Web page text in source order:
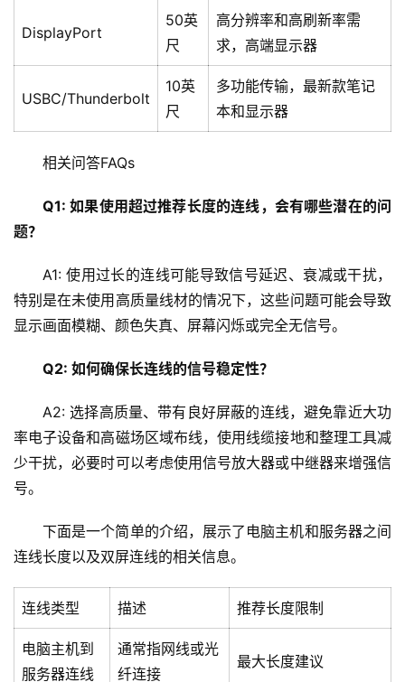
C
N
服
站
网
络
l
i
n
u
维
DisplayPort
50英
尺
高分辨率和高刷新率需
求，高端显示器
USBC/Thunderbolt
10英
尺
多功能传输，最新款笔记
本和显示器
相关问答FAQs
Q1: 如果使用超过推荐长度的连线，会有哪些潜在的问
题？
A1: 使用过长的连线可能导致信号延迟、衰减或干扰，
特别是在未使用高质量线材的情况下，这些问题可能会导致
显示画面模糊、颜色失真、屏幕闪烁或完全无信号。
Q2: 如何确保长连线的信号稳定性？
A2: 选择高质量、带有良好屏蔽的连线，避免靠近大功
率电子设备和高磁场区域布线，使用线缆接地和整理工具减
少干扰，必要时可以考虑使用信号放大器或中继器来增强信
号。
下面是一个简单的介绍，展示了电脑主机和服务器之间
连线长度以及双屏连线的相关信息。
连线类型 描述 推荐长度限制
电脑主机到
服务器连线
通常指网线或光
纤连接
最大长度建议